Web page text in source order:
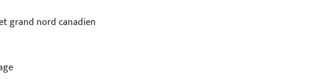
grand nord canadien